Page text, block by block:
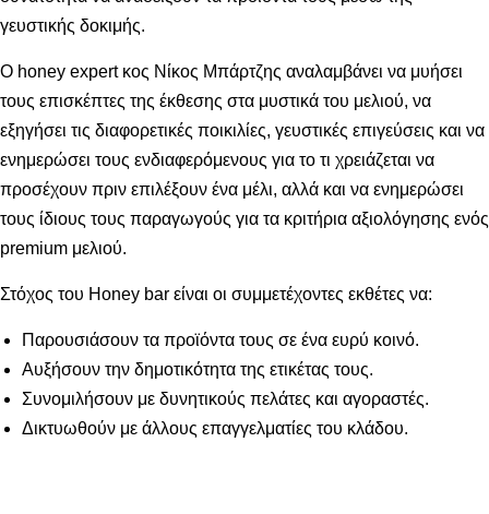
γευστικής δοκιμής.
Ο honey expert κος Νίκος Μπάρτζης αναλαμβάνει να μυήσει
τους επισκέπτες της έκθεσης στα μυστικά του μελιού, να
εξηγήσει τις διαφορετικές ποικιλίες, γευστικές επιγεύσεις και να
ενημερώσει τους ενδιαφερόμενους για το τι χρειάζεται να
προσέχουν πριν επιλέξουν ένα μέλι, αλλά και να ενημερώσει
τους ίδιους τους παραγωγούς για τα κριτήρια αξιολόγησης ενός
premium μελιού.
Στόχος του Honey bar είναι οι συμμετέχοντες εκθέτες να:
Παρουσιάσουν τα προϊόντα τους σε ένα ευρύ κοινό.
Αυξήσουν την δημοτικότητα της ετικέτας τους.
Συνομιλήσουν με δυνητικούς πελάτες και αγοραστές.
Δικτυωθούν με άλλους επαγγελματίες του κλάδου.